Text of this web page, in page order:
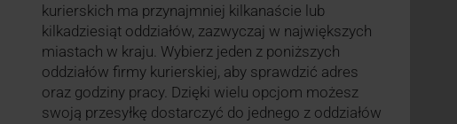
kurierskich ma przynajmniej kilkanaście lub
kilkadziesiąt oddziałów, zazwyczaj w największych
miastach w kraju. Wybierz jeden z poniższych
oddziałów firmy kurierskiej, aby sprawdzić adres
oraz godziny pracy. Dzięki wielu opcjom możesz
swoją przesyłkę dostarczyć do jednego z oddziałów